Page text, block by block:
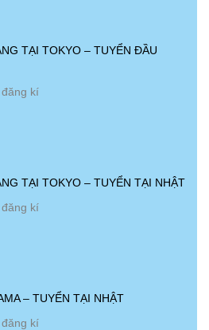
TẠI TOKYO – TUYỂN ĐẦU
kí
TẠI TOKYO – TUYỂN TẠI NHẬT
kí
– TUYỂN TẠI NHẬT
kí